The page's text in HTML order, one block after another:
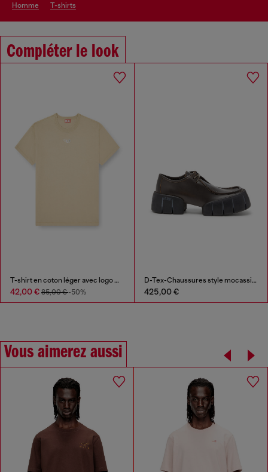
homme t-shirts
Compléter le look
T-shirt en coton léger avec logo Ovale D métallisé
42,00 € 85,00 €-50%
D-Tex-Chaussures style mocassin en cuir brossé
425,00 €
Vous aimerez aussi